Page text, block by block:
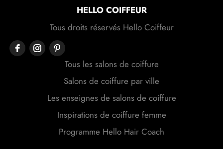
HELLO COIFFEUR
Tous droits réservés Hello Coiffeur
Tous les salons de coiffure
Salons de coiffure par ville
Les enseignes de salons de coiffure
Inspirations de coiffure femme
Programme Hello Hair Coach